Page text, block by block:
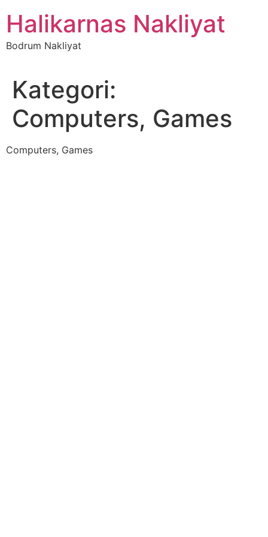
atlaHalikarnas Nakliyat
Bodrum Nakliyat
Kategori:
Computers, Games
Computers, Games